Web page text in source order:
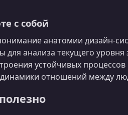
с собой
анатомии
для анализа текущего уровня
устойчивых процессов
отношений между